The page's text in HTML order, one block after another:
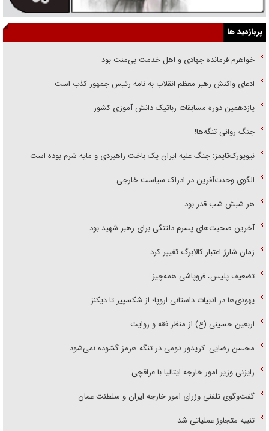
پربازدید ها
خواهرم فرمانده جهادی و اهل خدمت بی‌منت بود
ادعای واکنش رهبر معظم انقلاب به نامه رئیس جمهور کذب است
یازدهمین دوره مسابقات رباتیک دانش آموزی کشور
جنگ روانی تنگه‌ها!
نیویورک‌تایمز: جنگ علیه ایران یک باخت راهبردی و مایه شرم بوده است
الگوی وحدت‌آفرین در ادراک سیاست خارجی
هر شبش شب قدر بود
آخرین صحبت‌های پسرم دلتنگی برای رهبر شهید بود
زمان شارژ اعتبار کالابرگ تغییر کرد
تضعیف پلیس، فروپاشی همه‌چیز
یهودی‌ها در ادبیات داستانی اروپا؛ از شکسپیر تا دیکنز
اربعین حسینی (ع) از منظر فقه و روایت
محسن رضایی: کریدور دومی در تنگه هرمز گشوده نمی‌شود
رایزنی وزیر امور خارجه ایتالیا با عراقچی
گفت‌وگوی تلفنی وزرای امور خارجه ایران و سلطنت عمان
تنبیه متجاوز عملیاتی شد